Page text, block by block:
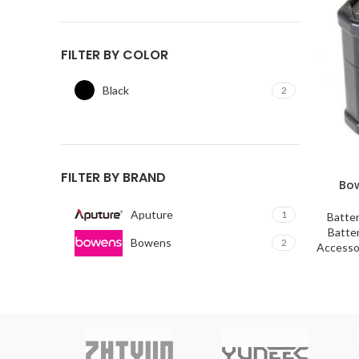
FILTER BY COLOR
Black 2
FILTER BY BRAND
Aputure 1
Bowens 2